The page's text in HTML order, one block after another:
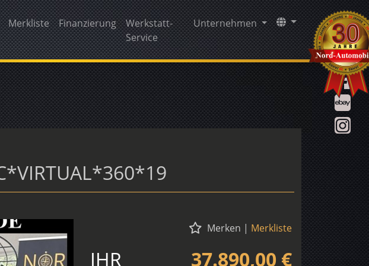
Merkliste Finanzierung
Werkstatt-
Service
Unternehmen
Merken | Merkliste
IHR 37.890,00 €